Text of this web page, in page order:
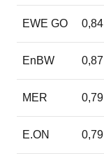
EWE GO 0,84
EnBW 0,87
MER 0,79
E.ON 0,79